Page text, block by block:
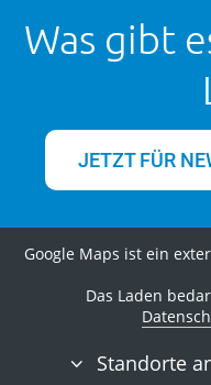
Was gibt
JETZT FÜR
Google Maps ist ein
Das Laden
Standorte